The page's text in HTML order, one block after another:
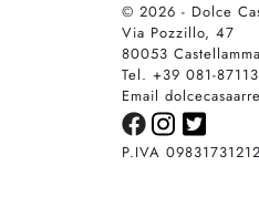
© 2026 - Dolce
Via Pozzillo, 47
80053
Tel. +39 081-
Email
P.IVA 09831731212